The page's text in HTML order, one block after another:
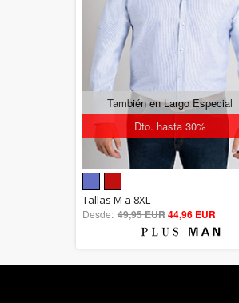
Dto. hasta 30%
También en Largo Especial
out of 5
Tallas M a 8XL
Desde: 49,95 EUR44,96 EUR